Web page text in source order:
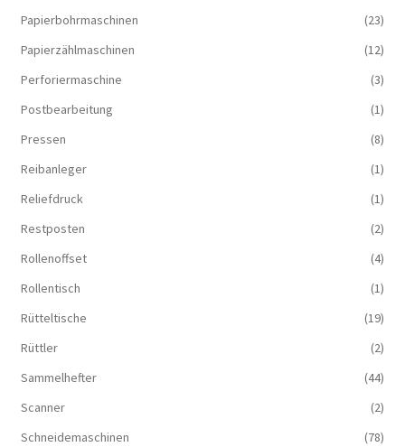
Papierbohrmaschinen
(23)
Papierzählmaschinen
(12)
Perforiermaschine
(3)
Postbearbeitung
(1)
Pressen
(8)
Reibanleger
(1)
Reliefdruck
(1)
Restposten
(2)
Rollenoffset
(4)
Rollentisch
(1)
Rütteltische
(19)
Rüttler
(2)
Sammelhefter
(44)
Scanner
(2)
Schneidemaschinen
(78)